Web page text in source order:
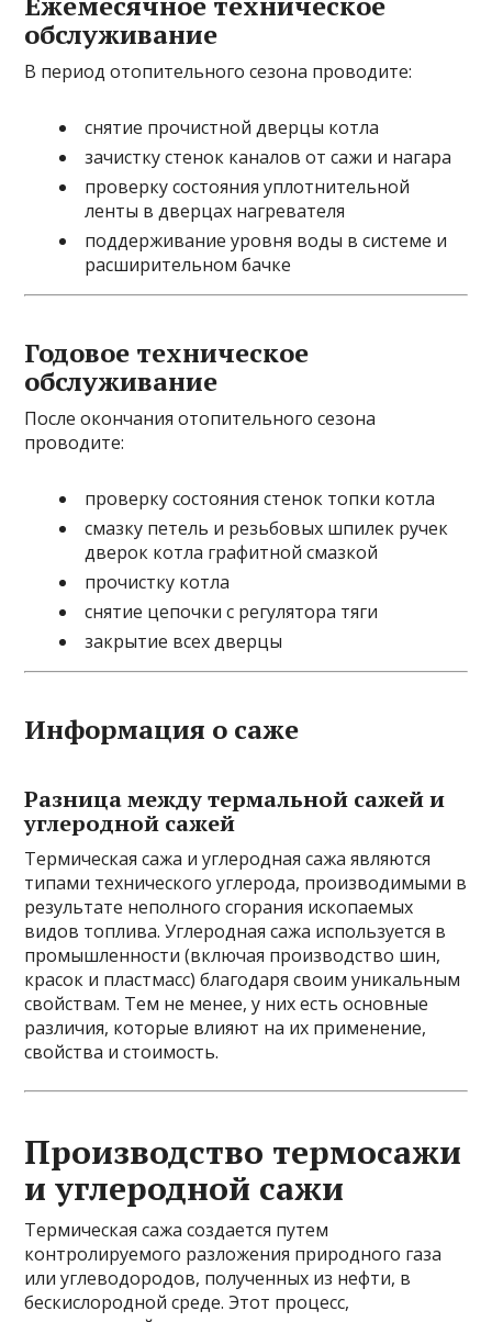
обслуживание
В период отопительного сезона проводите:
снятие прочистной дверцы котла
зачистку стенок каналов от сажи и нагара
проверку состояния уплотнительной
ленты в дверцах нагревателя
поддерживание уровня воды в системе и
расширительном бачке
Годовое техническое
обслуживание
После окончания отопительного сезона
проводите:
проверку состояния стенок топки котла
смазку петель и резьбовых шпилек ручек
дверок котла графитной смазкой
прочистку котла
снятие цепочки с регулятора тяги
закрытие всех дверцы
Информация о саже
Разница между термальной сажей и
углеродной сажей
Термическая сажа и углеродная сажа являются
типами технического углерода, производимыми в
результате неполного сгорания ископаемых
видов топлива. Углеродная сажа используется в
промышленности (включая производство шин,
красок и пластмасс) благодаря своим уникальным
свойствам. Тем не менее, у них есть основные
различия, которые влияют на их применение,
свойства и стоимость.
Производство термосажи
и углеродной сажи
Термическая сажа создается путем
контролируемого разложения природного газа
или углеводородов, полученных из нефти, в
бескислородной среде. Этот процесс,